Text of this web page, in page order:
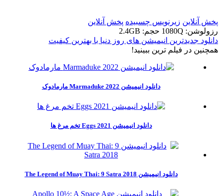
پخش آنلاین زیرنویس چسبیده پخش آنلاین
رزولوشن: 1080Q
حجم: 2.4GB
دانلود جدیدترین انیمیشن های روز دنیا با بهترین کیفیت
همچنين در فيلم ترين ببينيد!
دانلود انیمیشن Marmaduke 2022 مارمادوک
دانلود انیمیشن Eggs 2021 تخم مرغ ها
دانلود انیمیشن The Legend of Muay Thai: 9 Satra 2018